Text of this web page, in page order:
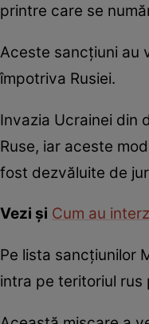
printre care se
Aceste sancțiuni au
împotriva Rusiei.
Invazia Ucrainei din
Ruse, iar aceste
fost dezvăluite de
Vezi și Cum au
Pe lista sancțiunilor
intra pe teritoriul